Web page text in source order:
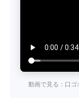
動画で見る：口ゴ